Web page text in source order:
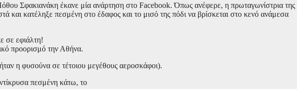
Σφακιανάκη έκανε μία ανάρτηση στο Facebook. Όπως ανέφερε, η πρωταγωνίστρια της
κατέληξε πεσμένη στο έδαφος και το μισό της πόδι να βρίσκεται στο κενό ανάμεσα
σε εφιάλτη!
προορισμό την Αθήνα.
η φυσούνα σε τέτοιου μεγέθους αεροσκάφοι).
πεσμένη κάτω, το